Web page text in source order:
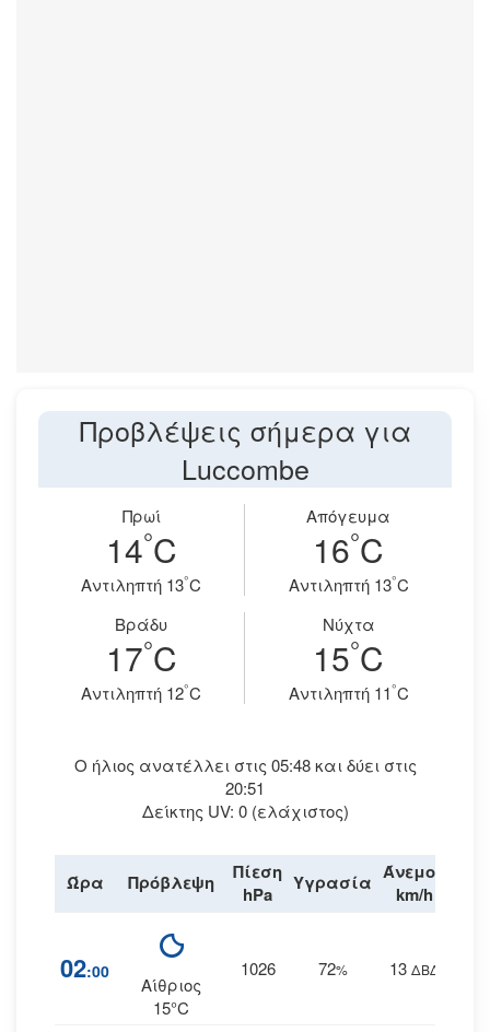
Προβλέψεις σήμερα για
Luccombe
Πρωί
14°C
Aντιληπτή 13°C
Απόγευμα
16°C
Aντιληπτή 13°C
Βράδυ
17°C
Aντιληπτή 12°C
Νύχτα
15°C
Aντιληπτή 11°C
Ο ήλιος ανατέλλει στις 05:48 και δύει στις
20:51
Δείκτης UV: 0 (ελάχιστος)
Ώρα Πρόβλεψη
Πίεση
hPa
Υγρασία Άνεμος
km/h
02:00
Αίθριος
15°C
1026 72% 13 ΔΒΔ